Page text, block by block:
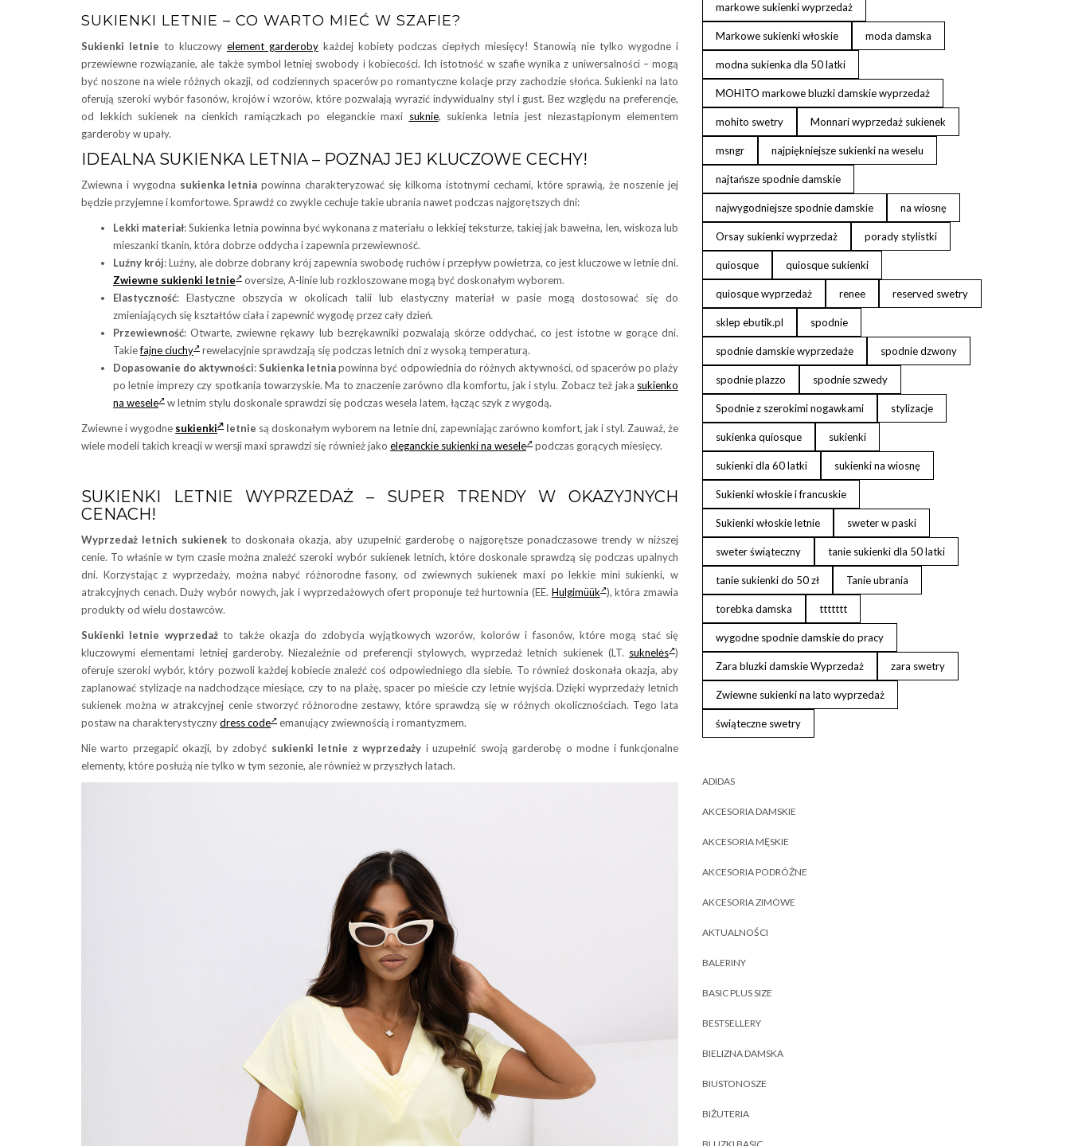
SUKIENKI LETNIE – CO WARTO MIEĆ W SZAFIE?
Sukienki letnie to kluczowy element garderobykażdej kobiety podczas ciepłych miesięcy! Stanowią nie tylko wygodne i
przewiewne rozwiązanie, ale także symbol letniej swobody i kobiecości. Ich istotność w szafie wynika z uniwersalności – mogą
być noszone na wiele różnych okazji, od codziennych spacerów po romantyczne kolacje przy zachodzie słońca. Sukienki na lato
oferują szeroki wybór fasonów, krojów i wzorów, które pozwalają wyrazić indywidualny styl i gust. Bez względu na preferencje,
od lekkich sukienek na cienkich ramiączkach po eleganckie maxi suknie, sukienka letnia jest niezastąpionym elementem
garderoby w upały.
IDEALNA SUKIENKA LETNIA – POZNAJ JEJ KLUCZOWE CECHY!
Zwiewna i wygodna sukienka letnia powinna charakteryzować się kilkoma istotnymi cechami, które sprawią, że noszenie jej
będzie przyjemne i komfortowe. Sprawdź co zwykle cechuje takie ubrania nawet podczas najgorętszych dni:
Lekki materiał: Sukienka letnia powinna być wykonana z materiału o lekkiej teksturze, takiej jak bawełna, len, wiskoza lub
mieszanki tkanin, która dobrze oddycha i zapewnia przewiewność.
Luźny krój: Luźny, ale dobrze dobrany krój zapewnia swobodę ruchów i przepływ powietrza, co jest kluczowe w letnie dni.
Zwiewne sukienki letnie
oversize, A-linie lub rozkloszowane mogą być doskonałym wyborem.
Elastyczność: Elastyczne obszycia w okolicach talii lub elastyczny materiał w pasie mogą dostosować się do
zmieniających się kształtów ciała i zapewnić wygodę przez cały dzień.
Przewiewność: Otwarte, zwiewne rękawy lub bezrękawniki pozwalają skórze oddychać, co jest istotne w gorące dni.
Takiefajne ciuchy
rewelacyjnie sprawdzają się podczas letnich dni z wysoką temperaturą.
Dopasowanie do aktywności:Sukienka letniapowinna być odpowiednia do różnych aktywności, od spacerów po plaży
po letnie imprezy czy spotkania towarzyskie. Ma to znaczenie zarówno dla komfortu, jak i stylu. Zobacz też jaka sukienko
na wesele
w letnim stylu doskonale sprawdzi się podczas wesela latem, łącząc szyk z wygodą.
Zwiewne i wygodne sukienki letnie są doskonałym wyborem na letnie dni, zapewniając zarówno komfort, jak i styl. Zauważ, że
wiele modeli takich kreacji w wersji maxi sprawdzi się również jako eleganckie sukienki na wesele podczas gorących miesięcy.
SUKIENKI LETNIE WYPRZEDAŻ – SUPER TRENDY W OKAZYJNYCH
CENACH!
Wyprzedaż letnich sukienek to doskonała okazja, aby uzupełnić garderobę o najgorętsze ponadczasowe trendy w niższej
cenie. To właśnie w tym czasie można znaleźć szeroki wybór sukienek letnich, które doskonale sprawdzą się podczas upalnych
dni. Korzystając z wyprzedaży, można nabyć różnorodne fasony, od zwiewnych sukienek maxi po lekkie mini sukienki, w
atrakcyjnych cenach. Duży wybór nowych, jak i wyprzedażowych ofert proponuje też hurtownia (EE. Hulgimüük ), która zmawia
produkty od wielu dostawców.
Sukienki letnie wyprzedażto także okazja do zdobycia wyjątkowych wzorów, kolorów i fasonów, które mogą stać się
kluczowymi elementami letniej garderoby. Niezależnie od preferencji stylowych, wyprzedaż letnich sukienek (LT. suknelės )
oferuje szeroki wybór, który pozwoli każdej kobiecie znaleźć coś odpowiedniego dla siebie. To również doskonała okazja, aby
zaplanować stylizacje na nadchodzące miesiące, czy to na plażę, spacer po mieście czy letnie wyjścia. Dzięki wyprzedaży letnich
sukienek można w atrakcyjnej cenie stworzyć różnorodne zestawy, które sprawdzą się w różnych okolicznościach. Tego lata
postaw na charakterystycznydress code
emanujący zwiewnością i romantyzmem.
Nie warto przegapić okazji, by zdobyć sukienki letnie z wyprzedaży i uzupełnić swoją garderobę o modne i funkcjonalne
elementy, które posłużą nie tylko w tym sezonie, ale również w przyszłych latach.
markowe sukienki wyprzedaż
Markowe sukienki włoskie moda damska
modna sukienka dla 50 latki
MOHITO markowe bluzki damskie wyprzedaż
mohito swetry Monnari wyprzedaż sukienek
msngr najpiękniejsze sukienki na weselu
najtańsze spodnie damskie
najwygodniejsze spodnie damskie na wiosnę
Orsay sukienki wyprzedaż porady stylistki
quiosque quiosque sukienki
quiosque wyprzedaż renee reserved swetry
sklep ebutik.pl spodnie
spodnie damskie wyprzedaże spodnie dzwony
spodnie plazzo spodnie szwedy
Spodnie z szerokimi nogawkami stylizacje
sukienka quiosque sukienki
sukienki dla 60 latki sukienki na wiosnę
Sukienki włoskie i francuskie
Sukienki włoskie letnie sweter w paski
sweter świąteczny tanie sukienki dla 50 latki
tanie sukienki do 50 zł Tanie ubrania
torebka damska ttttttt
wygodne spodnie damskie do pracy
Zara bluzki damskie Wyprzedaż zara swetry
Zwiewne sukienki na lato wyprzedaż
świąteczne swetry
ADIDAS
AKCESORIA DAMSKIE
AKCESORIA MĘSKIE
AKCESORIA PODRÓŻNE
AKCESORIA ZIMOWE
AKTUALNOŚCI
BALERINY
BASIC PLUS SIZE
BESTSELLERY
BIELIZNA DAMSKA
BIUSTONOSZE
BIŻUTERIA